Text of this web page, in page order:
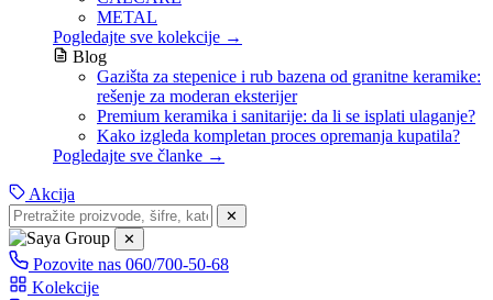
METAL
Pogledajte sve kolekcije →
Blog
Gazišta za stepenice i rub bazena od granitne keramike:
rešenje za moderan eksterijer
Premium keramika i sanitarije: da li se isplati ulaganje?
Kako izgleda kompletan proces opremanja kupatila?
Pogledajte sve članke →
Akcija
✕
✕
Pozovite nas 060/700-50-68
Kolekcije